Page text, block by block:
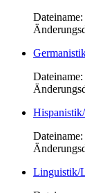
Linguistik/